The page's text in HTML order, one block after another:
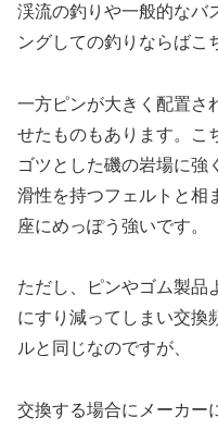
渓流の釣りや一般的なバ
ングしての釣りならばこ
一方ピンが大きく配置さ
せたものもあります。こ
ゴツとした磯の岩場に強
滑性を持つフェルトと相
座にめっぽう強いです。
ただし、ピンやゴム製品
にすり減ってしまい交換
ルと同じなのですが、
交換する場合にメーカー